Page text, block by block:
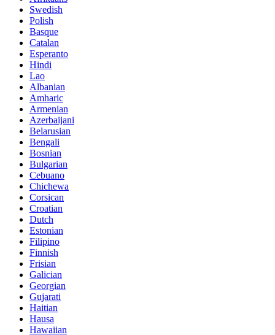
Swedish
Polish
Basque
Catalan
Esperanto
Hindi
Lao
Albanian
Amharic
Armenian
Azerbaijani
Belarusian
Bengali
Bosnian
Bulgarian
Cebuano
Chichewa
Corsican
Croatian
Dutch
Estonian
Filipino
Finnish
Frisian
Galician
Georgian
Gujarati
Haitian
Hausa
Hawaiian